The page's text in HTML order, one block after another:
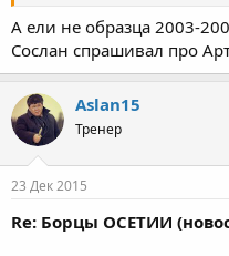
А ели не образца 2003-
Сослан спрашивал про
Aslan15
Тренер
23 Дек 2015
Re: Борцы ОСЕТИИ